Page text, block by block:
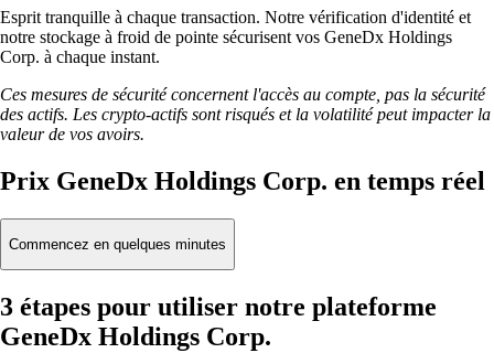
Esprit tranquille à chaque transaction. Notre vérification d'identité et
notre stockage à froid de pointe sécurisent vos GeneDx Holdings
Corp. à chaque instant.
Ces mesures de sécurité concernent l'accès au compte, pas la sécurité
des actifs. Les crypto-actifs sont risqués et la volatilité peut impacter la
valeur de vos avoirs.
Prix GeneDx Holdings Corp. en temps réel
Commencez en quelques minutes
3 étapes pour utiliser notre plateforme
GeneDx Holdings Corp.